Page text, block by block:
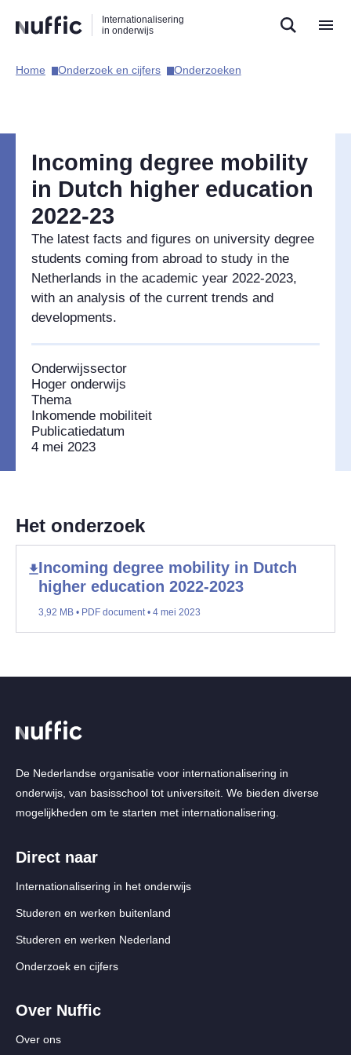
naar
zoekfunctie
naar
hoofdnavigatie
naar
inhoud
Internationalisering
in onderwijs
Hoofdnavigatie
Home​ Onderzoek en cijfers​ Onderzoeken​
Incoming degree mobility
in Dutch higher education
2022-23
The latest facts and figures on university degree
students coming from abroad to study in the
Netherlands in the academic year 2022-2023,
with an analysis of the current trends and
developments.
Onderwijssector
Hoger onderwijs
Thema
Inkomende mobiliteit
Publicatiedatum
4 mei 2023
Het onderzoek
Incoming degree mobility in Dutch
higher education 2022-2023
3,92 MB • PDF document • 4 mei 2023
De Nederlandse organisatie voor internationalisering in
onderwijs, van basisschool tot universiteit. We bieden diverse
mogelijkheden om te starten met internationalisering.
Direct naar
Internationalisering in het onderwijs
Studeren en werken buitenland
Studeren en werken Nederland
Onderzoek en cijfers
Over Nuffic
Over ons